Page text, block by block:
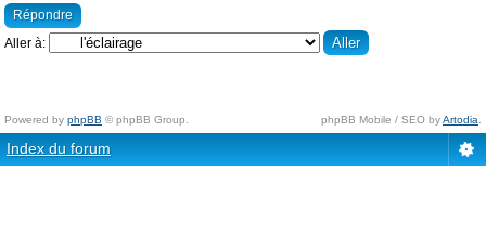
Répondre
Aller à:
Powered by phpBB © phpBB Group. phpBB Mobile / SEO byArtodia
Index du forum